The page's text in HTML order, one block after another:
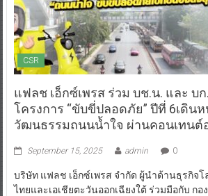
CSR
แฟลช เอ็กซ์เพรส ร่วม บช.น. และ บ
โครงการ “ขับขี่ปลอดภัย” ปีที่ 6เดินห
วัฒนธรรมถนนน้ำใจ ผ่านคอนเทนต์
September 15, 2025 admin 0
บริษัท แฟลช เอ็กซ์เพรส จำกัด ผู้นำด้านธุรกิจ
ไทยและเอเชียตะวันออกเฉียงใต้ ร่วมมือกับ ก